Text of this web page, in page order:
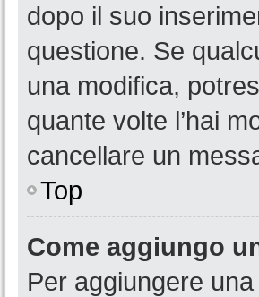
dopo il suo
questione. Se
una modifica,
quante volte l’hai
cancellare un
Top
Come aggiungo
Per aggiungere